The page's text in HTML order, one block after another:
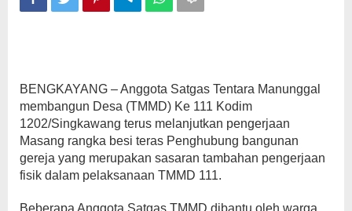
BENGKAYANG – Anggota Satgas Tentara Manunggal
membangun Desa (TMMD) Ke 111 Kodim
1202/Singkawang terus melanjutkan pengerjaan
Masang rangka besi teras Penghubung bangunan
gereja yang merupakan sasaran tambahan pengerjaan
fisik dalam pelaksanaan TMMD 111.
Beberapa Anggota Satgas TMMD dibantu oleh warga